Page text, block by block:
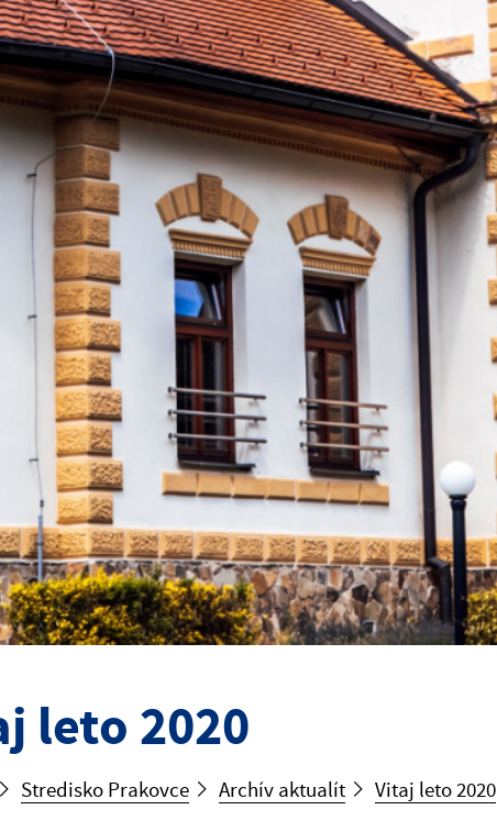
leto 2020
Stredisko Prakovce Archív aktualít Vitaj leto 2020